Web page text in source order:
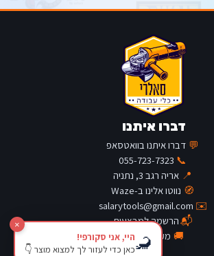
דברו איתנו
💬 דברו איתנו בוואטסאפ
📞
055-723-7323
📍 אריה רגב 3, נתניה
🧭 נווטו אלינו ב-Waze
✉️
salarytools@gmail.com
📬הרשמה למבצעים
🚚 מעקב משלוח
×
🦂היי, אני סקורפי!
כאן כדי לעזור לך למצוא מוצר 👇